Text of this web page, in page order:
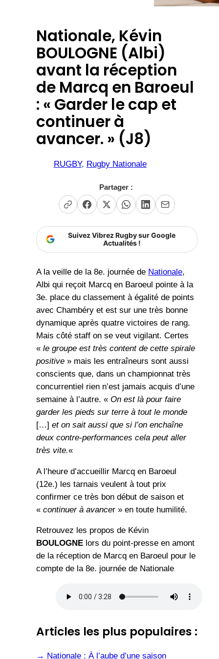
Nationale, Kévin
BOULOGNE (Albi)
avant la réception
de Marcq en Baroeul
: « Garder le cap et
continuer à
avancer. » (J8)
RUGBY, Rugby Nationale
Partager :
Suivez Vibrez Rugby sur Google
Actualités !
A la veille de la 8e. journée de Nationale,
Albi qui reçoit Marcq en Baroeul pointe à la
3e. place du classement à égalité de points
avec Chambéry et est sur une très bonne
dynamique après quatre victoires de rang.
Mais côté staff on se veut vigilant. Certes
« le groupe est très content de cette spirale
positive» mais les entraîneurs sont aussi
conscients que, dans un championnat très
concurrentiel rien n’est jamais acquis d’une
semaine à l’autre. « On est là pour faire
garder les pieds sur terre à tout le monde
[…] et on sait aussi que si l’on enchaîne
deux contre-performances cela peut aller
très vite.«
A l’heure d’accueillir Marcq en Baroeul
(12e.) les tarnais veulent à tout prix
confirmer ce très bon début de saison et
« continuer à avancer » en toute humilité.
Retrouvez les propos de Kévin
BOULOGNE lors du point-presse en amont
de la réception de Marcq en Baroeul pour le
compte de la 8e. journée de Nationale
Articles les plus populaires :
→ Nationale : À l’aube d’une saison